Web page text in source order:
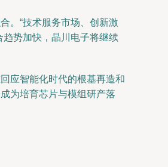
。“技术服务市场、创新激
势加快，晶川电子将继续
应智能化时代的根基再造和
为培育芯片与模组研产落